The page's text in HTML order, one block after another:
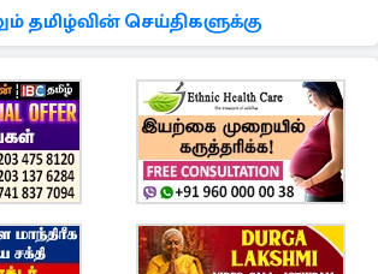
தமிழ்வின் செய்திகளுக்கு